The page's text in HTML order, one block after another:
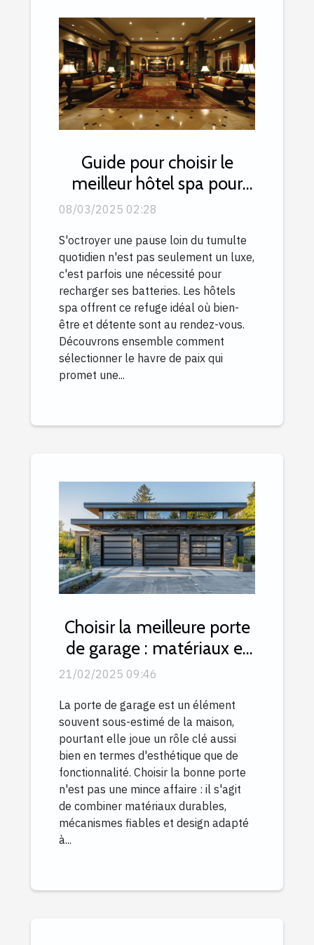
Guide pour choisir le
meilleur hôtel spa pour
une escapade relaxante
08/03/2025 02:28
S'octroyer une pause loin du tumulte
quotidien n'est pas seulement un luxe,
c'est parfois une nécessité pour
recharger ses batteries. Les hôtels
spa offrent ce refuge idéal où bien-
être et détente sont au rendez-vous.
Découvrons ensemble comment
sélectionner le havre de paix qui
promet une...
Choisir la meilleure porte
de garage : matériaux et
mécanismes expliqués
21/02/2025 09:46
La porte de garage est un élément
souvent sous-estimé de la maison,
pourtant elle joue un rôle clé aussi
bien en termes d'esthétique que de
fonctionnalité. Choisir la bonne porte
n'est pas une mince affaire : il s'agit
de combiner matériaux durables,
mécanismes fiables et design adapté
à...